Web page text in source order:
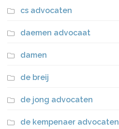
cs advocaten
daemen advocaat
damen
de breij
de jong advocaten
de kempenaer advocaten